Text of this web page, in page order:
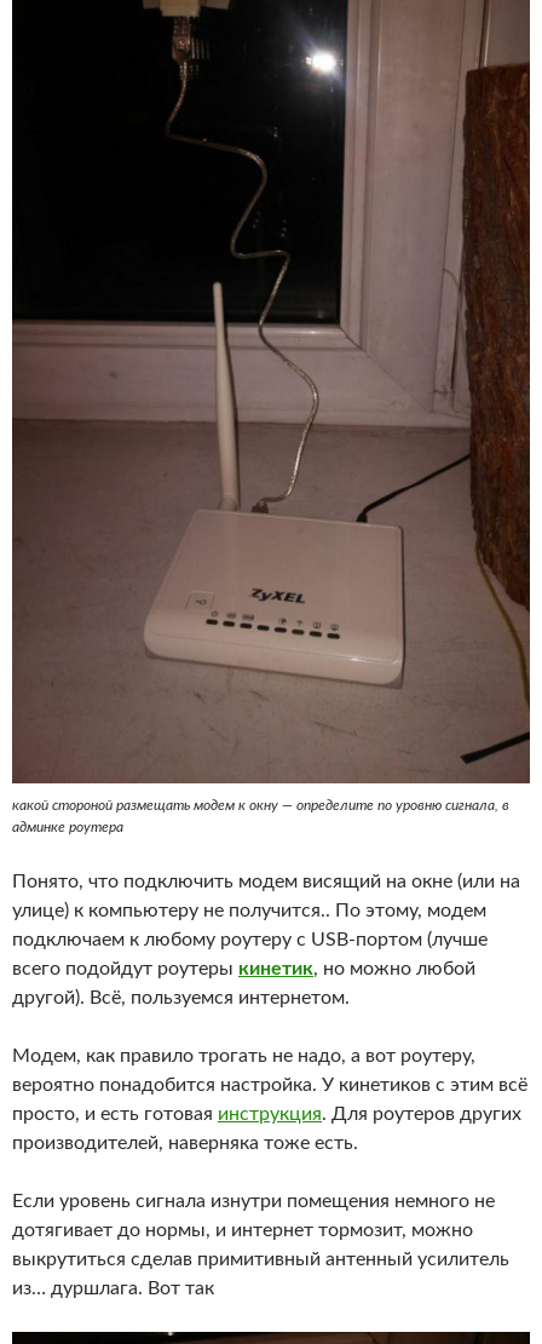
какой стороной размещать модем к окну — определите по уровню сигнала, в
админке роутера
Понято, что подключить модем висящий на окне (или на
улице) к компьютеру не получится.. По этому, модем
подключаем к любому роутеру с USB-портом (лучше
всего подойдут роутеры кинетик, но можно любой
другой). Всё, пользуемся интернетом.
Модем, как правило трогать не надо, а вот роутеру,
вероятно понадобится настройка. У кинетиков с этим всё
просто, и есть готовая инструкция. Для роутеров других
производителей, наверняка тоже есть.
Если уровень сигнала изнутри помещения немного не
дотягивает до нормы, и интернет тормозит, можно
выкрутиться сделав примитивный антенный усилитель
из… дуршлага. Вот так